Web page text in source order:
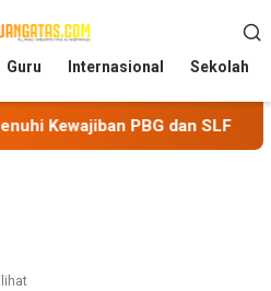
Guru Internasional Sekolah
dan SLF BEM